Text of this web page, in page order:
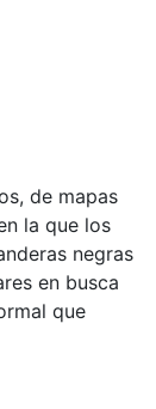
de mapas
la que los
negras
en busca
que